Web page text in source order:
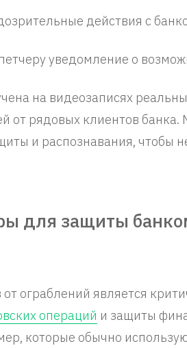
действия с
уведомление о
на видеозаписях
от рядовых клиентов
и распознавания, чтобы
для защиты
ограблений является
операций и защиты
которые обычно